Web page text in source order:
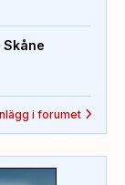
i forumet